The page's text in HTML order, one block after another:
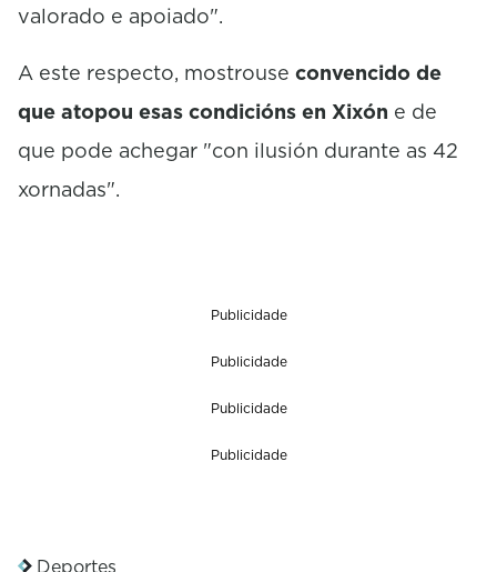
valorado e apoiado".
A este respecto, mostrouse convencido de
que atopou esas condicións en Xixón e de
que pode achegar "con ilusión durante as 42
xornadas".
Publicidade
Publicidade
Publicidade
Publicidade
Deportes